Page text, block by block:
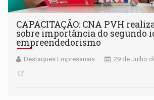
CAPACITAÇÃO: CNA PVH
sobre importância do segundo
empreendedorismo
Destaques Empresariais 29 de Julho